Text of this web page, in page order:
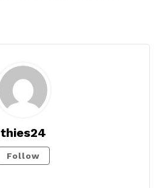
thies24
Follow